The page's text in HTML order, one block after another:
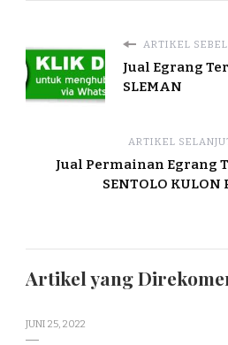
ARTIKEL
Jual Egrang
SLEMAN
ARTIKEL
Jual Permainan Egrang
SENTOLO KULON
Artikel yang
JUNI 25, 2022